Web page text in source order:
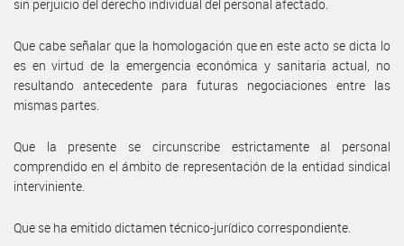
sin perjuicio del derecho individual del personal afectado.
Que cabe señalar que la homologación que en este acto se dicta lo
es en virtud de la emergencia económica y sanitaria actual, no
resultando antecedente para futuras negociaciones entre las
mismas partes.
Que la presente se circunscribe estrictamente al personal
comprendido en el ámbito de representación de la entidad sindical
interviniente.
Que se ha emitido dictamen técnico-jurídico correspondiente.